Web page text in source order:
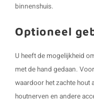
binnenshuis.
Optioneel
U heeft de mogelijkheid
met de hand gedaan.
waardoor het zachte
houtnerven en andere